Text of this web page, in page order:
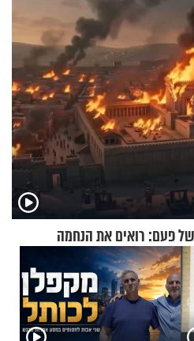
פעם: רואים את הנחמה